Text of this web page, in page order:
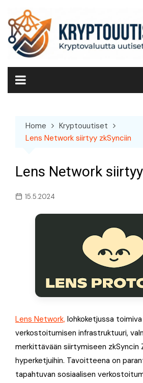
content
Home
Kryptouutiset
Lens Network siirtyy zkSynciin
Lens Network
15.5.2024
Lens Network, lohkoketjussa
verkostoitumisen infrastruktuuri,
merkittävään siirtymiseen zkSyncin
hyperketjuihin. Tavoitteena on
tapahtuvan sosiaalisen